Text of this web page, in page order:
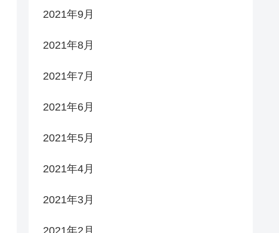
2021年9月
2021年8月
2021年7月
2021年6月
2021年5月
2021年4月
2021年3月
2021年2月